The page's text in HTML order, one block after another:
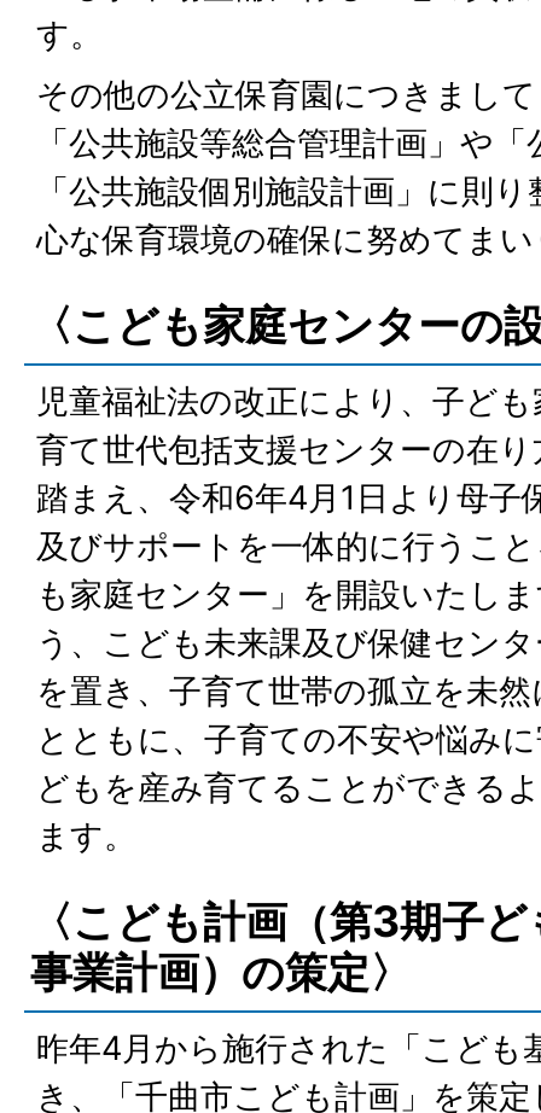
す。
その他の公立保育園につきまし
「公共施設等総合管理計画」や
「公共施設個別施設計画」に則
心な保育環境の確保に努めてま
〈こども家庭センターの
児童福祉法の改正により、子ど
育て世代包括支援センターの在
踏まえ、令和6年4月1日より母子
及びサポートを一体的に行うこ
も家庭センター」を開設いたし
う、こども未来課及び保健セン
を置き、子育て世帯の孤立を未
とともに、子育ての不安や悩み
どもを産み育てることができる
ます。
〈こども計画（第3期子
事業計画）の策定〉
昨年4月から施行された「こども
き、「千曲市こども計画」を策